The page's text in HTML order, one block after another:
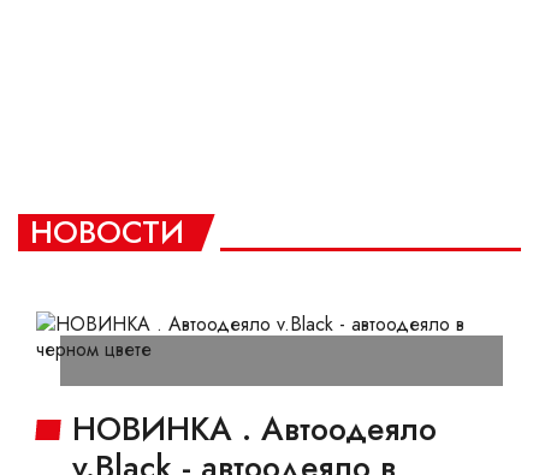
НОВОСТИ
НОВИНКА . Автоодеяло